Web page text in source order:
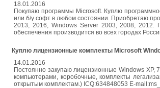
18.01.2016
Покупаю программы Microsoft. Куплю
или б/у софт в любом состоянии. Приобретаю
2013, 2016, Windows Server 2003, 2008, 2012.
обеспечения производится во всех городах
Куплю лицензионные комплекты Microsoft
14.01.2016
Постоянно закупаю лицензионные Windows XP,
компьютерами, коробочные, комплекты
открытым комплектам.) ICQ:634848053 E-